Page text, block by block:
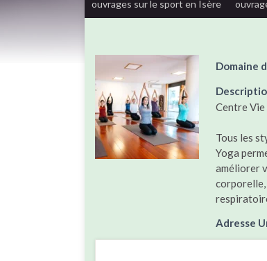
ouvrages sur le sport en Isère
Domaine
Centre Vie
Tous les
Yoga
améliorer
corporelle,
Adresse